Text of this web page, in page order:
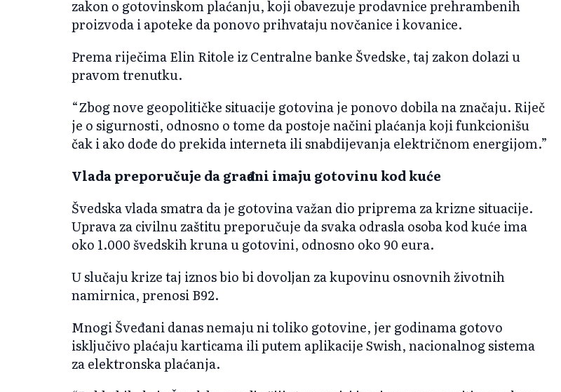
zakon o gotovinskom plaćanju, koji obavezuje prodavnice prehrambenih
proizvoda i apoteke da ponovo prihvataju novčanice i kovanice.
Prema riječima Elin Ritole iz Centralne banke Švedske, taj zakon dolazi u
pravom trenutku.
“Zbog nove geopolitičke situacije gotovina je ponovo dobila na značaju. Riječ
je o sigurnosti, odnosno o tome da postoje načini plaćanja koji funkcionišu
čak i ako dođe do prekida interneta ili snabdijevanja električnom energijom.”
Vlada preporučuje da građani imaju gotovinu kod kuće
Švedska vlada smatra da je gotovina važan dio priprema za krizne situacije.
Uprava za civilnu zaštitu preporučuje da svaka odrasla osoba kod kuće ima
oko 1.000 švedskih kruna u gotovini, odnosno oko 90 eura.
U slučaju krize taj iznos bio bi dovoljan za kupovinu osnovnih životnih
namirnica, prenosi B92.
Mnogi Šveđani danas nemaju ni toliko gotovine, jer godinama gotovo
isključivo plaćaju karticama ili putem aplikacije Swish, nacionalnog sistema
za elektronska plaćanja.